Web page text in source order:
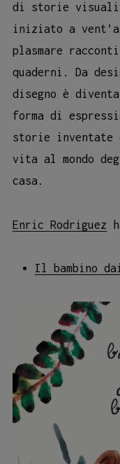
di storie
iniziato a
plasmare
quaderni. Da
disegno è
forma di
storie inventate
vita al mondo
casa.
Enric Rodriguez
Il bambino